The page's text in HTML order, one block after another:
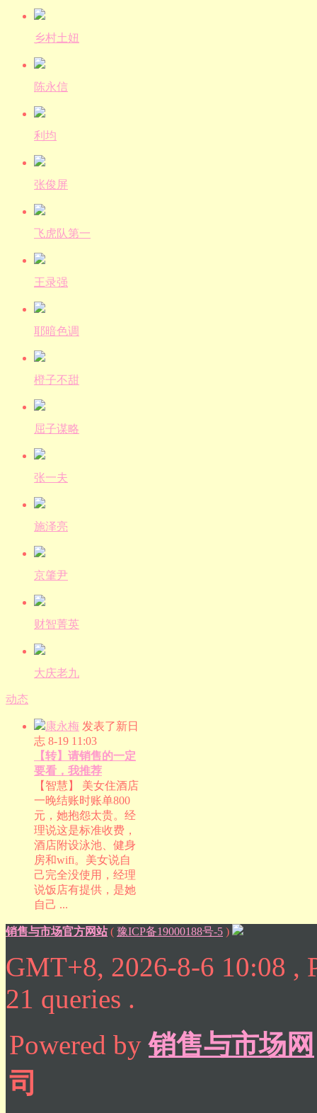
乡村土妞
陈永信
利均
张俊屏
飞虎队第一
王录强
耶暗色调
橙子不甜
屈子谋略
张一夫
施泽亮
京肇尹
财智菁英
大庆老九
动态
康永梅 发表了新日
志 8-19 11:03
【转】请销售的一定
要看，我推荐
【智慧】 美女住酒店
一晚结账时账单800
元，她抱怨太贵。经
理说这是标准收费，
酒店附设泳池、健身
房和wifi。美女说自
己完全没使用，经理
说饭店有提供，是她
自己 ...
销售与市场官方网站( 豫ICP备19000188号-5 )
GMT+8, 2026-8-6 10:08 ,
21 queries .
Powered by销售与市场网
司